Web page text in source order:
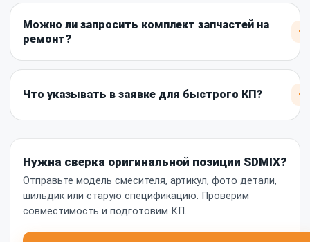
Можно ли запросить комплект запчастей на
ремонт?
+
Что указывать в заявке для быстрого КП? +
Нужна сверка оригинальной позиции SDMIX?
Отправьте модель смесителя, артикул, фото детали,
шильдик или старую спецификацию. Проверим
совместимость и подготовим КП.